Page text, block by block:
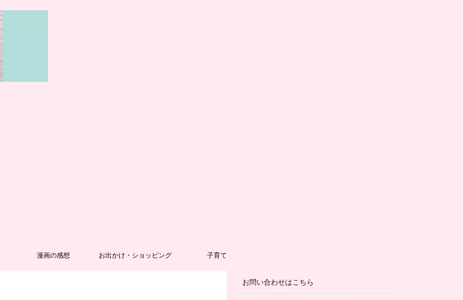
漫画の感想 お出かけ・ショッピング 子育て
お問い合わせはこちら